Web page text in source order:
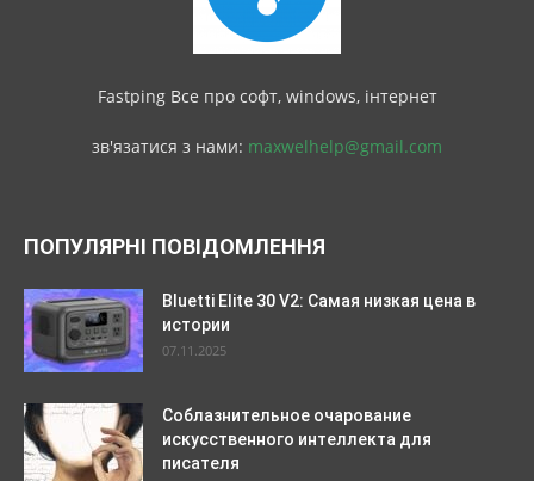
Fastping Все про софт, windows, інтернет
зв'язатися з нами: maxwelhelp@gmail.com
ПОПУЛЯРНІ ПОВІДОМЛЕННЯ
Bluetti Elite 30 V2: Самая низкая цена в
истории
07.11.2025
Соблазнительное очарование
искусственного интеллекта для
писателя